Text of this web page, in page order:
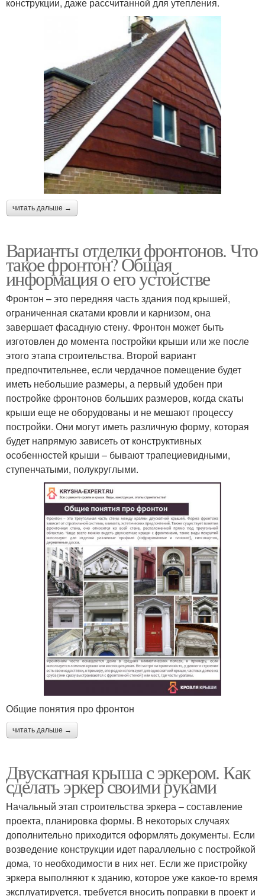
читать дальше →
Варианты отделки фронтонов. Что
такое фронтон? Общая
информация о его устойстве
Фронтон – это передняя часть здания под крышей,
ограниченная скатами кровли и карнизом, она
завершает фасадную стену. Фронтон может быть
изготовлен до момента постройки крыши или же после
этого этапа строительства. Второй вариант
предпочтительнее, если чердачное помещение будет
иметь небольшие размеры, а первый удобен при
постройке фронтонов больших размеров, когда скаты
крыши еще не оборудованы и не мешают процессу
постройки. Они могут иметь различную форму, которая
будет напрямую зависеть от конструктивных
особенностей крыши – бывают трапециевидными,
ступенчатыми, полукруглыми.
Общие понятия про фронтон
читать дальше →
Двускатная крыша с эркером. Как
сделать эркер своими руками
Начальный этап строительства эркера – составление
проекта, планировка формы. В некоторых случаях
дополнительно приходится оформлять документы. Если
возведение конструкции идет параллельно с постройкой
дома, то необходимости в них нет. Если же пристройку
эркера выполняют к зданию, которое уже какое-то время
эксплуатируется, требуется вносить поправки в проект и